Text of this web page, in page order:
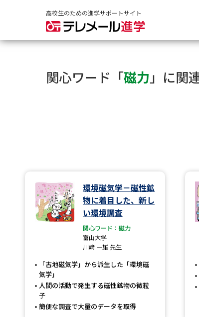
高校生のための進学サポートサイト
関心ワード「磁力 」に関
環境磁気学－磁性鉱
物に着目した、新し
い環境調査
関心ワード：磁力
富山大学
川﨑 一雄 先生
「古地磁気学」から派生した「環境磁
気学」
人間の活動で発生する磁性鉱物の微粒
子
簡便な調査で大量のデータを取得